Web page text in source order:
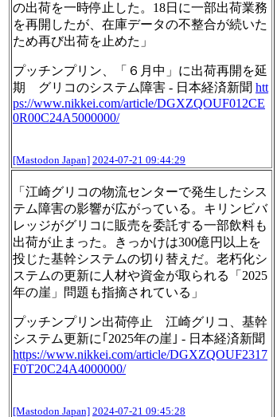
の出荷を一時停止した。18日に一部出荷業務
を再開したが、在庫データの不整合が続いた
ため再び出荷を止めた」
プッチンプリン、「６月中」に出荷再開を延
期 グリコのシステム障害 - 日本経済新聞 htt
ps://www.nikkei.com/article/DGXZQOUF012CE
0R00C24A5000000/
[Mastodon Japan] 2024-07-21 09:44:29
「江崎グリコの物流センターで発生したシス
テム障害の影響が広がっている。キリンビバ
レッジがグリコに販売を委託する一部飲料も
出荷が止まった。きっかけは300億円以上を
投じた基幹システムの切り替えだ。老朽化シ
ステムの更新に人材や資金が取られる「2025
年の崖」問題も指摘されている」
プッチンプリン出荷停止 江崎グリコ、基幹
システム更新に｢2025年の崖｣ - 日本経済新聞
https://www.nikkei.com/article/DGXZQOUF2317
F0T20C24A4000000/
[Mastodon Japan] 2024-07-21 09:45:28